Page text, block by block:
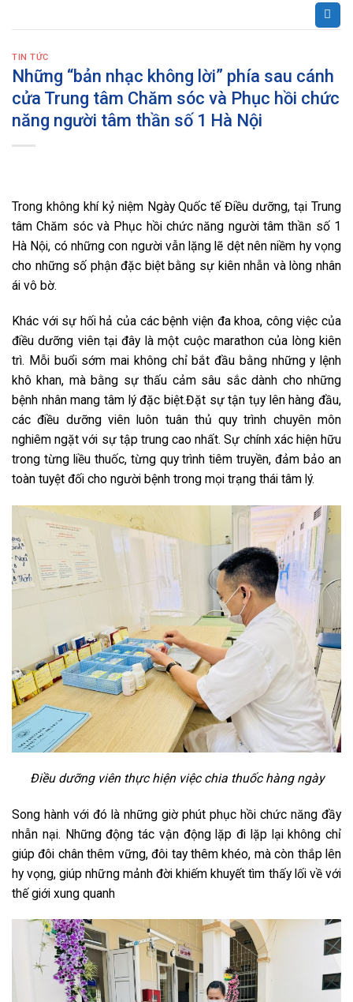
qua
dung
TIN TỨC
Những “bản nhạc không lời” phía sau cánh
cửa Trung tâm Chăm sóc và Phục hồi chức
năng người tâm thần số 1 Hà Nội
Trong không khí kỷ niệm Ngày Quốc tế Điều dưỡng, tại Trung
tâm Chăm sóc và Phục hồi chức năng người tâm thần số 1
Hà Nội, có những con người vẫn lặng lẽ dệt nên niềm hy vọng
cho những số phận đặc biệt bằng sự kiên nhẫn và lòng nhân
ái vô bờ.
Khác với sự hối hả của các bệnh viện đa khoa, công việc của
điều dưỡng viên tại đây là một cuộc marathon của lòng kiên
trì. Mỗi buổi sớm mai không chỉ bắt đầu bằng những y lệnh
khô khan, mà bằng sự thấu cảm sâu sắc dành cho những
bệnh nhân mang tâm lý đặc biệt.Đặt sự tận tụy lên hàng đầu,
các điều dưỡng viên luôn tuân thủ quy trình chuyên môn
nghiêm ngặt với sự tập trung cao nhất. Sự chính xác hiện hữu
trong từng liều thuốc, từng quy trình tiêm truyền, đảm bảo an
toàn tuyệt đối cho người bệnh trong mọi trạng thái tâm lý.
Điều dưỡng viên thực hiện việc chia thuốc hàng ngày
Song hành với đó là những giờ phút phục hồi chức năng đầy
nhẫn nại. Những động tác vận động lặp đi lặp lại không chỉ
giúp đôi chân thêm vững, đôi tay thêm khéo, mà còn thắp lên
hy vọng, giúp những mảnh đời khiếm khuyết tìm thấy lối về với
thế giới xung quanh